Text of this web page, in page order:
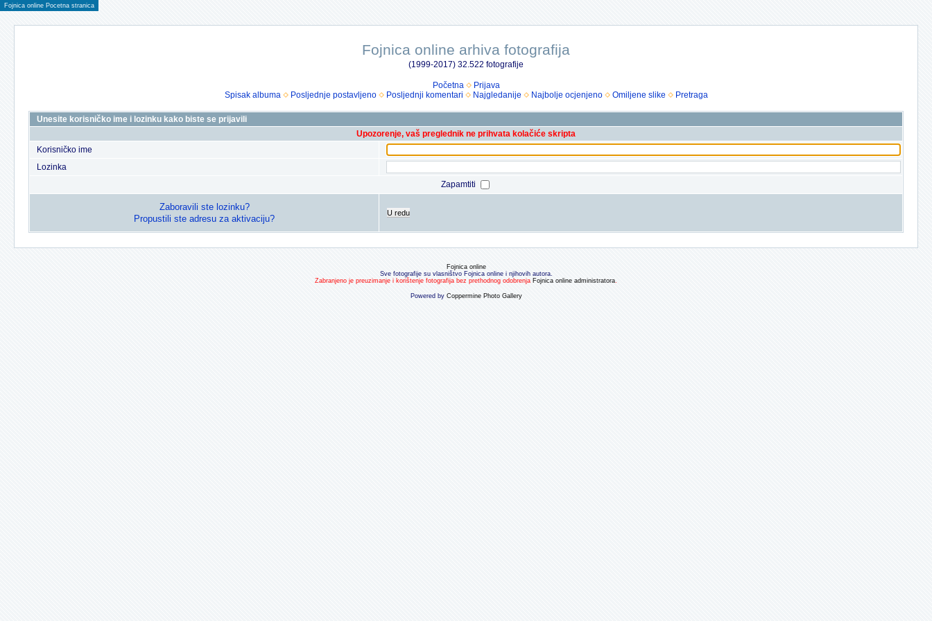
Fojnica online Pocetna stranica
Fojnica online arhiva fotografija
(1999-2017) 32.522 fotografije
Početna
Prijava
Spisak albuma
Posljednje postavljeno Posljednji komentari Najgledanije Najbolje ocjenjeno Omiljene slike Pretraga
Unesite korisničko ime i lozinku kako biste se prijavili
Upozorenje, vaš preglednik ne prihvata kolačiće skripta
Korisničko ime
Lozinka
Zapamtiti
Zaboravili ste lozinku?
Propustili ste adresu za aktivaciju?
U redu
Fojnica online
Sve fotografije su vlasništvo Fojnica online i njihovih autora.
Zabranjeno je preuzimanje i korištenje fotografija bez prethodnog odobrenja Fojnica online administratora.
Powered by Coppermine Photo Gallery